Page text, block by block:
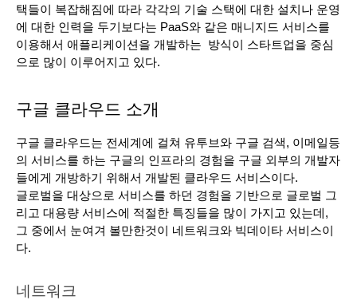
택들이 복잡해짐에 따라 각각의 기술 스택에 대한 설치나 운영
에 대한 인력을 두기보다는 PaaS와 같은 매니지드 서비스를
이용해서 애플리케이션을 개발하는  방식이 스타트업을 중심
으로 많이 이루어지고 있다.
구글 클라우드 소개
구글 클라우드는 전세계에 걸쳐 유투브와 구글 검색, 이메일등
의 서비스를 하는 구글의 인프라의 경험을 구글 외부의 개발자
들에게 개방하기 위해서 개발된 클라우드 서비스이다.
글로벌을 대상으로 서비스를 하던 경험을 기반으로 글로벌 그
리고 대용량 서비스에 적절한 특징들을 많이 가지고 있는데,
그 중에서 눈여겨 볼만한것이 네트워크와 빅데이타 서비스이
다.
네트워크